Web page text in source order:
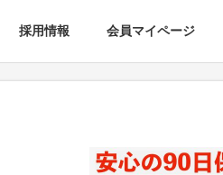
採用情報 会員マイページ